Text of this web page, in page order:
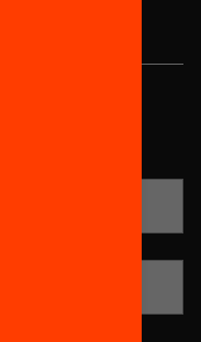
Equitat. Rep
millorar la